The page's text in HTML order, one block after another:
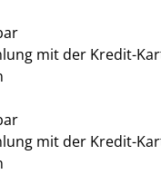
mit der Kredit-
mit der Kredit-